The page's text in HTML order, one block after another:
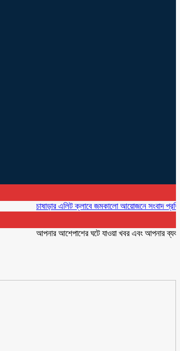
চাষাড়ার এলিট ক্লাবে জমকালো আয়োজনে সংবাদ প্রতিদিনের
আপনার আশেপাশের ঘটে যাওয়া খবর এবং আপনার ব্যবসার